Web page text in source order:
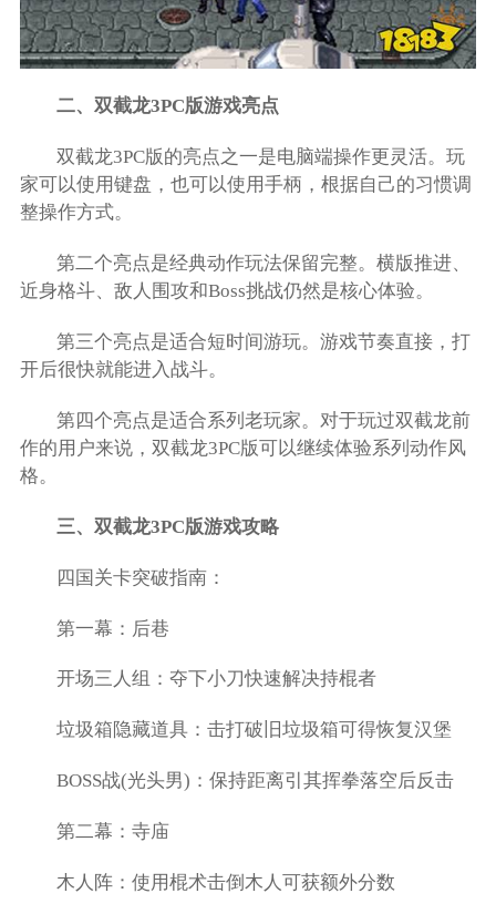
二、双截龙3PC版游戏亮点
双截龙3PC版的亮点之一是电脑端操作更灵活。玩
家可以使用键盘，也可以使用手柄，根据自己的习惯调
整操作方式。
第二个亮点是经典动作玩法保留完整。横版推进、
近身格斗、敌人围攻和Boss挑战仍然是核心体验。
第三个亮点是适合短时间游玩。游戏节奏直接，打
开后很快就能进入战斗。
第四个亮点是适合系列老玩家。对于玩过双截龙前
作的用户来说，双截龙3PC版可以继续体验系列动作风
格。
三、双截龙3PC版游戏攻略
四国关卡突破指南：
第一幕：后巷
开场三人组：夺下小刀快速解决持棍者
垃圾箱隐藏道具：击打破旧垃圾箱可得恢复汉堡
BOSS战(光头男)：保持距离引其挥拳落空后反击
第二幕：寺庙
木人阵：使用棍术击倒木人可获额外分数